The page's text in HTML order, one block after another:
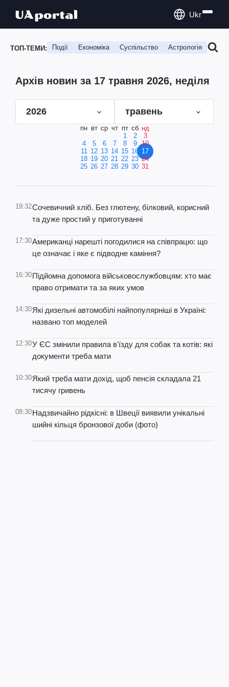
Ukr
ТОП-ТЕМИ: Події Економіка Суспільство Астрологія
Архів новин за 17 травня 2026, неділя
2026 травень
пн вт ср чт пт сб нд
1
2
3
4
5 6 7 8 9
10
11 12 13 14 15 16 17
18 19 20 21 22 23 24
25 26 27 28 29 30 31
19:32Сочевичний хліб. Без глютену, білковий, корисний
та дуже простий у приготуванні
17:30Американці нарешті погодилися на співпрацю: що
це означає і яке є підводне каміння?
16:30Підйомна допомога військовослужбовцям: хто має
право отримати та за яких умов
14:30Які дизельні автомобілі найпопулярніші в Україні:
названо топ моделей
12:30У ЄС змінили правила вʼїзду для собак та котів: які
документи треба мати
10:30Який треба мати дохід, щоб пенсія складала 21
тисячу гривень
08:30Надзвичайно рідкісні: в Швеції виявили унікальні
шийні кільця бронзової доби (фото)